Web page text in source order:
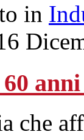
in
che